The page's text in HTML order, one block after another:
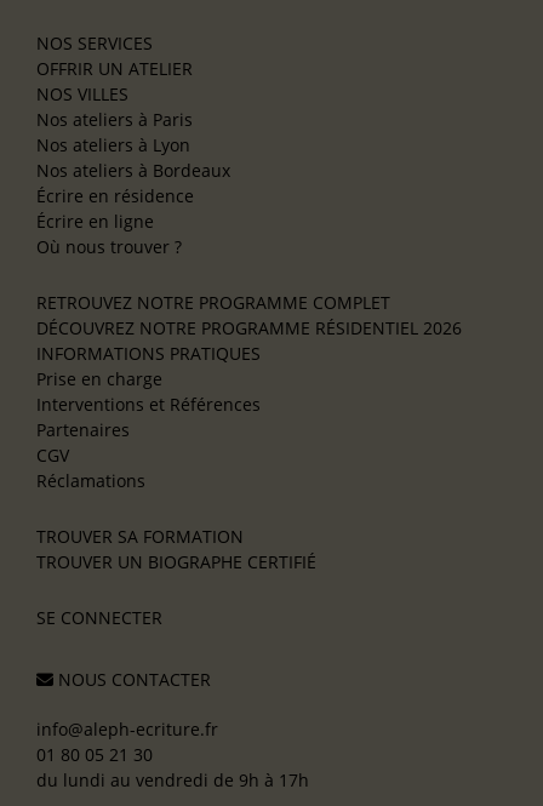
NOS SERVICES
OFFRIR UN ATELIER
NOS VILLES
Nos ateliers à Paris
Nos ateliers à Lyon
Nos ateliers à Bordeaux
Écrire en résidence
Écrire en ligne
Où nous trouver ?
RETROUVEZ NOTRE PROGRAMME COMPLET
DÉCOUVREZ NOTRE PROGRAMME RÉSIDENTIEL 2026
INFORMATIONS PRATIQUES
Prise en charge
Interventions et Références
Partenaires
CGV
Réclamations
TROUVER SA FORMATION
TROUVER UN BIOGRAPHE CERTIFIÉ
SE CONNECTER
NOUS CONTACTER
info@aleph-ecriture.fr
01 80 05 21 30
du lundi au vendredi de 9h à 17h